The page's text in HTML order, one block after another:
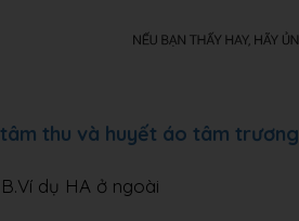
thu và huyết áo tâm trương
dụ HA ở ngoài